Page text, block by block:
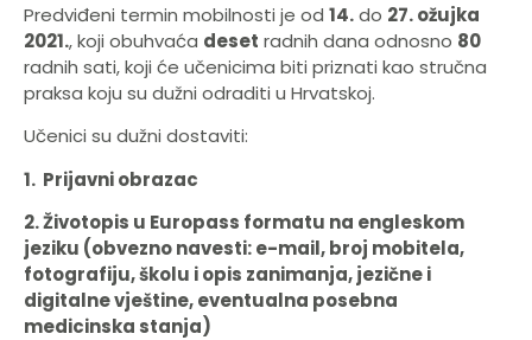
Predviđeni termin mobilnosti je od 14.do 27. ožujka
2021., koji obuhvaća deset radnih dana odnosno 80
radnih sati, koji će učenicima biti priznati kao stručna
praksa koju su dužni odraditi u Hrvatskoj.
Učenici su dužni dostaviti:
1. Prijavni obrazac
2. Životopis u Europass formatu na engleskom
jeziku (obvezno navesti: e-mail, broj mobitela,
fotografiju, školu i opis zanimanja, jezične i
digitalne vještine, eventualna posebna
medicinska stanja)